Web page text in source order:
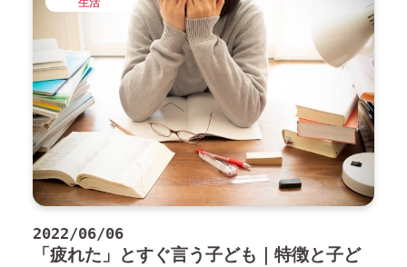
2022/06/06
「疲れた」とすぐ言う子ども｜特徴と子ど